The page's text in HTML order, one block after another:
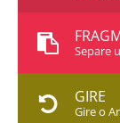
Separe
GIRE
Gire o